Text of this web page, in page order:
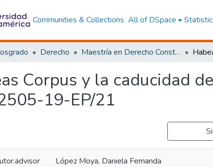
Communities & Collections All of DSpace
Derecho Maestría en Derecho Constitucional con Mención en Derecho Constitucional
Corpus y la caducidad
19-EP/21
López Moya, Daniela Fernanda